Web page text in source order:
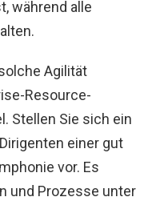
während alle
Agilität
Resource-
Stellen Sie sich ein
einer gut
vor. Es
und Prozesse unter